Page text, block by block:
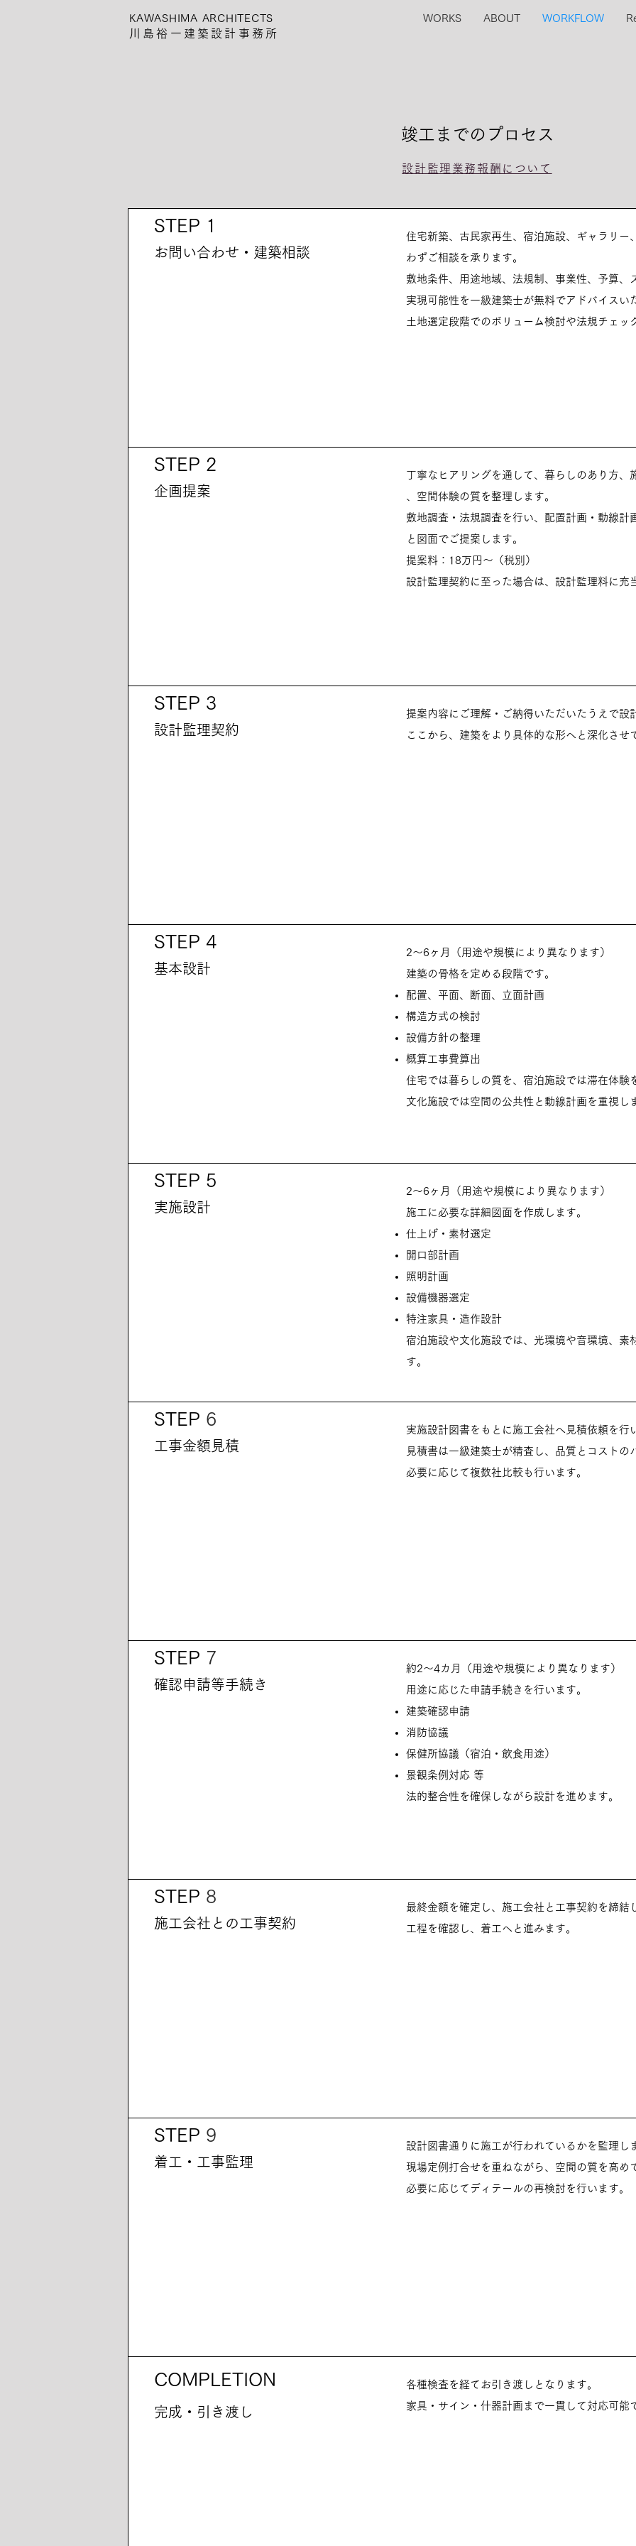
KAWASHIMA ARCHITECTS
川島裕一建築設計事務所
WORKS ABOUT WORKFLOW
竣工までのプロセス
設計監理業務報酬について
STEP 1
お問い合わせ・ 建築相談
住宅新築、古民家再生、宿泊施設、ギャラリー
わずご相談を承ります。
敷地条件、用途地域、法規制、事業性、予算、
実現可能性を一級建築士が無料でアドバイスい
土地選定段階でのボリューム検討や法規チェッ
STEP 2
企画提案
丁寧なヒアリングを通して、暮らしのあり方、
、空間体験の質を整理します。
敷地調査・法規調査を行い、配置計画・動線計
と図面でご提案します。
提案料：18万円〜（税別）
設計監理契約に至った場合は、設計監理料に充
STEP 3
設計監理契約
提案内容にご理解・ご納得いただいたうえで設
ここから、建築をより具体的な形へと深化させ
STEP 4
基本設計
2〜6ヶ月（用途や規模により異なります）
建築の骨格を定める段階です。
配置、 平面、 断面、 立面計画
構造方式の検討
設備方針の整理
概算工事費算出
住宅では暮らしの質を、宿泊施設では滞在体験
文化施設では空間の公共性と動線計画を重視し
STEP 5
実施設計
2〜6ヶ月（用途や規模により異なります）
施工に必要な詳細図面を作成します。
仕上げ・素材選定
開口部計画
照明計画
設備機器選定
特注家具・造作設計
宿泊施設や文化施設では、光環境や音環境、素
す。
STEP 6
工事金額見積
実施設計図書をもとに施工会社へ見積依頼を行
見積書は一級建築士が精査し、品質とコストの
必要に応じて複数社比較も行います。
STEP 7
​確認申請等手続き
約2〜4カ月（用途や規模により異なります）
用途に応じた申請手続きを行います。
建築確認申請
消防協議
保健所協議（宿泊・飲食用途）
景観条例対応 等
法的整合性を確保しながら設計を進めます。
STEP 8
​施工会社との工事契約
最終金額を確定し、施工会社と工事契約を締結
工程を確認し、着工へと進みます。
STEP 9
​着工・工事監理
設計図書通りに施工が行われているかを監理し
現場定例打合せを重ねながら、空間の質を高め
必要に応じてディテールの再検討を行います。
COMPLETION
完成・引き渡し
各種検査を経てお引き渡しとなります。
家具・サイン・什器計画まで一貫して対応可能